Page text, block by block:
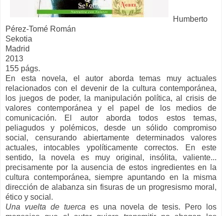
Humberto
Pérez-Tomé Román
Sekotia
Madrid
2013
155 págs.
En esta novela, el autor aborda temas muy actuales
relacionados con el devenir de la cultura contemporánea,
los juegos de poder, la manipulación política, al crisis de
valores contemporánea y el papel de los medios de
comunicación. El autor aborda todos estos temas,
peliagudos y polémicos, desde un sólido compromiso
social, censurando abiertamente determinados valores
actuales, intocables ypolíticamente correctos. En este
sentido, la novela es muy original, insólita, valiente...
precisamente por la ausencia de estos ingredientes en la
cultura contemporánea, siempre apuntando en la misma
dirección de alabanza sin fisuras de un progresismo moral,
ético y social.
Una vuelta de tuerca es una novela de tesis. Pero los